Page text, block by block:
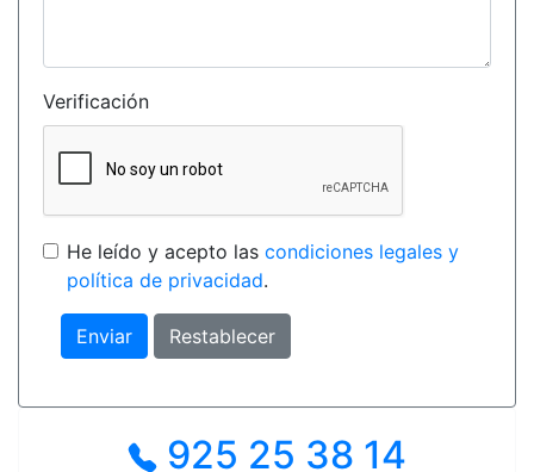
Verificación
He leído y acepto las condiciones legales y
política de privacidad.
925 25 38 14